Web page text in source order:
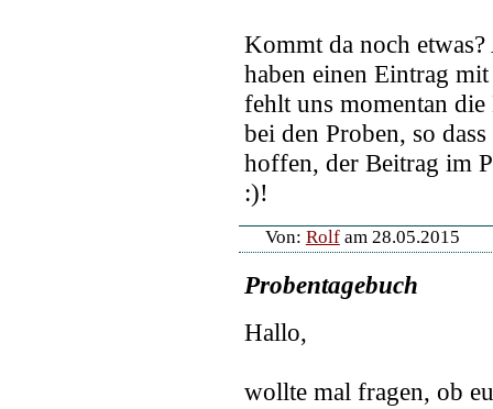
Kommt da noch
haben einen Eintrag
fehlt uns momentan
bei den Proben, so
hoffen, der Beitrag im
:)!
Von: Rolfam 28.05.2015
Probentagebuch
Hallo,
wollte mal fragen, ob